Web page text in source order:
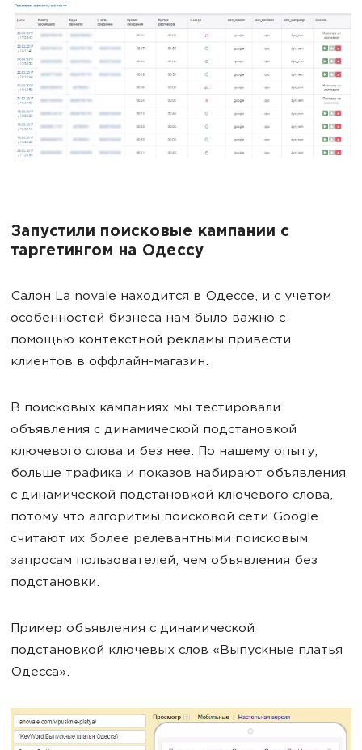
Запустили поисковые кампании с
таргетингом на Одессу
Салон La novale находится в Одессе, и с учетом
особенностей бизнеса нам было важно с
помощью контекстной рекламы привести
клиентов в оффлайн-магазин.
В поисковых кампаниях мы тестировали
объявления с динамической подстановкой
ключевого слова и без нее. По нашему опыту,
больше трафика и показов набирают объявления
с динамической подстановкой ключевого слова,
потому что алгоритмы поисковой сети Google
считают их более релевантными поисковым
запросам пользователей, чем объявления без
подстановки.
Пример объявления с динамической
подстановкой ключевых слов «Выпускные платья
Одесса».